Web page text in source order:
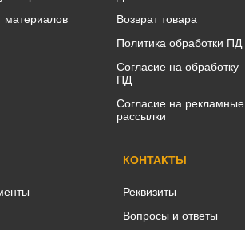
материалов
Возврат товара
Политика обработки ПД
Согласие на обработку
ПД
Согласие на рекламные
рассылки
КОНТАКТЫ
Реквизиты
Вопросы и ответы